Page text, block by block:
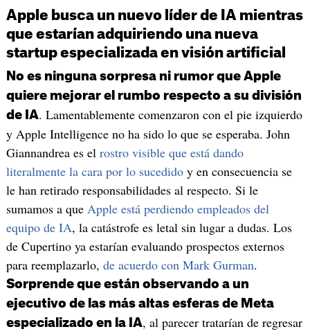
Apple busca un nuevo líder de IA mientras
que estarían adquiriendo una nueva
startup especializada en visión artificial
No es ninguna sorpresa ni rumor que Apple
quiere mejorar el rumbo respecto a su división
de IA. Lamentablemente comenzaron con el pie izquierdo
y Apple Intelligence no ha sido lo que se esperaba. John
Giannandrea es el rostro visible que está dando
literalmente la cara por lo sucedidoy en consecuencia se
le han retirado responsabilidades al respecto. Si le
sumamos a que Apple está perdiendo empleados del
equipo de IA, la catástrofe es letal sin lugar a dudas. Los
de Cupertino ya estarían evaluando prospectos externos
para reemplazarlo, de acuerdo con Mark Gurman.
Sorprende que están observando a un
ejecutivo de las más altas esferas de Meta
especializado en la IA, al parecer tratarían de regresar